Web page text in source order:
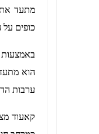
מתעד את
כופים על
הוא
ערבות
קאעוד